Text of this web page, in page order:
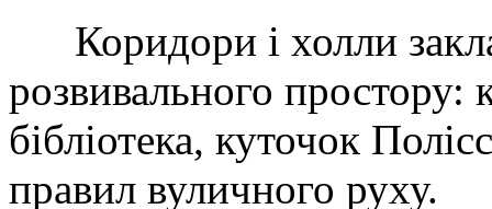
Коридори і холли
розвивального простору:
бібліотека, куточок
правил вуличного руху.